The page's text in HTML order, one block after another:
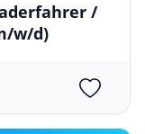
/
w/d)